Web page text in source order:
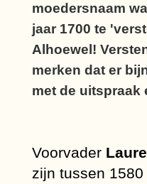
moedersnaam
jaar 1700 te
Alhoewel!
merken dat er
met de uitspraak
Voorvader
zijn tussen